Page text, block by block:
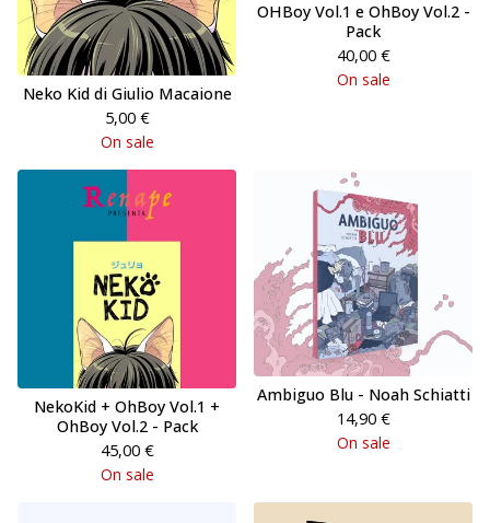
Neko Kid di Giulio Macaione
5,00 €
On sale
OHBoy Vol.1 e OhBoy Vol.2 -
Pack
40,00 €
On sale
NekoKid + OhBoy Vol.1 +
OhBoy Vol.2 - Pack
45,00 €
On sale
Ambiguo Blu - Noah Schiatti
14,90 €
On sale